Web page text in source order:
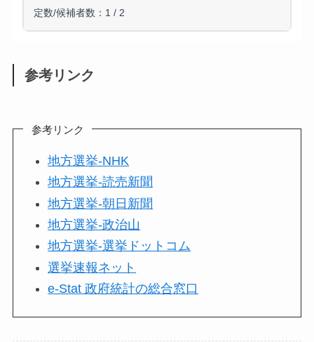
定数/候補者数：1 / 2
参考リンク
参考リンク
地方選挙-NHK
地方選挙-読売新聞
地方選挙-朝日新聞
地方選挙-政治山
地方選挙-選挙ドットコム
選挙速報ネット
e-Stat 政府統計の総合窓口